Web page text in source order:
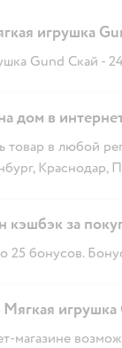
игрушка
Gund Скай -
дом в
товар в любой
кэшбэк за
25 бонусов.
игрушка
магазине